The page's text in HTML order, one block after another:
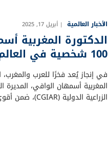
الأخبار العالمية أبريل 17, 2025
الدكتورة المغربية
100 شخصية في العالم
في إنجاز يُعد فخرًا للعرب والمغرب،
المغربية أسمهان الوافي، المديرة
الزراعية الدولية (CGIAR)، ضمن أقوى 100 شخصية…